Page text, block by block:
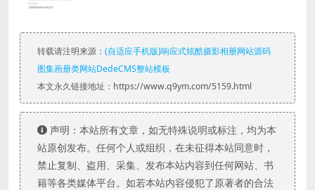
转载请注明来源： (自适应手机版)响应式炫酷摄影相册网站源码
图集画册类网站DedeCMS整站模板
本文永久链接地址：https://www.q9ym.com/5159.html
声明：本站所有文章，如无特殊说明或标注，均为本
站原创发布。任何个人或组织，在未征得本站同意时，
禁止复制、盗用、采集、发布本站内容到任何网站、书
籍等各类媒体平台。如若本站内容侵犯了原著者的合法